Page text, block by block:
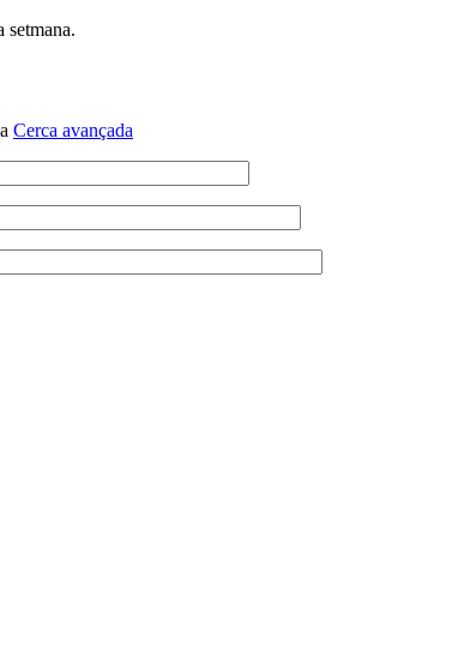
setmana.
Cerca avançada